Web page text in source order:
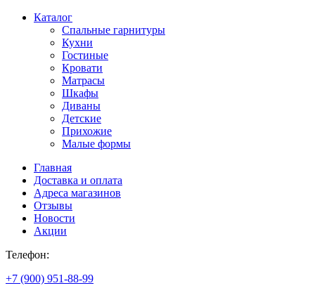
Каталог
Спальные гарнитуры
Кухни
Гостиные
Кровати
Матрасы
Шкафы
Диваны
Детские
Прихожие
Малые формы
Главная
Доставка и оплата
Адреса магазинов
Отзывы
Новости
Акции
Телефон:
+7 (900) 951-88-99